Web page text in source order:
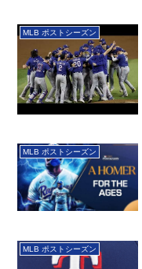
MLB ポストシーズン
MLB ポストシーズン
MLB ポストシーズン